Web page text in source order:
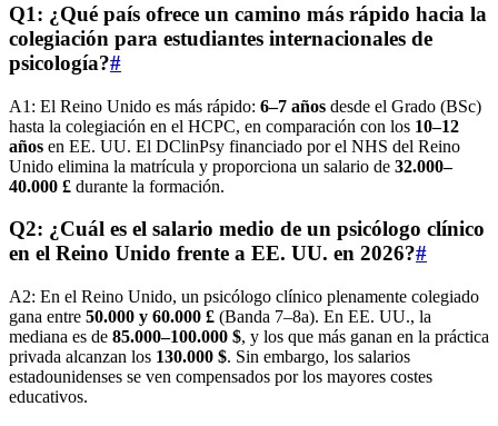
Q1: ¿Qué país ofrece un camino más rápido hacia la
colegiación para estudiantes internacionales de
psicología?#
A1: El Reino Unido es más rápido: 6–7 años desde el Grado (BSc)
hasta la colegiación en el HCPC, en comparación con los 10–12
años en EE. UU. El DClinPsy financiado por el NHS del Reino
Unido elimina la matrícula y proporciona un salario de 32.000–
40.000 £ durante la formación.
Q2: ¿Cuál es el salario medio de un psicólogo clínico
en el Reino Unido frente a EE. UU. en 2026?#
A2: En el Reino Unido, un psicólogo clínico plenamente colegiado
gana entre 50.000 y 60.000 £ (Banda 7–8a). En EE. UU., la
mediana es de 85.000–100.000 $, y los que más ganan en la práctica
privada alcanzan los 130.000 $. Sin embargo, los salarios
estadounidenses se ven compensados por los mayores costes
educativos.